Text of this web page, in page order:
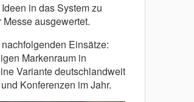
in das System zu
ausgewertet.
Einsätze:
Markenraum in
Variante deutschlandweit
Konferenzen im Jahr.